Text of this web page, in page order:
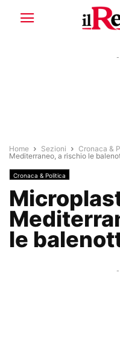
-
Home Sezioni Cronaca &
Mediterraneo, a rischio le
Cronaca & Politica
le
-